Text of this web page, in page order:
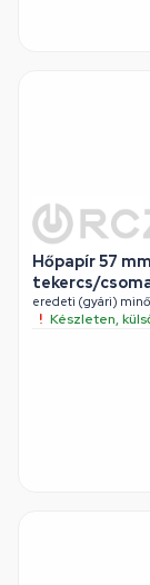
Hőpapír 57
tekercs/
eredeti (gyári)
Készleten,